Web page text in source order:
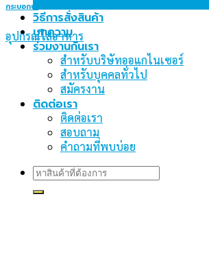
วิธีการสั่งสินค้า
บทความ
ร่วมงานกันเรา
สำหรับบริษัทออแกไนเซอร์
สำหรับบุคคลทั่วไป
สมัครงาน
ติดต่อเรา
ติดต่อเรา
สอบถาม
คำถามที่พบบ่อย
Search
for:
กระบอกน้ำ
อุปกรณ์ใส่อาหาร